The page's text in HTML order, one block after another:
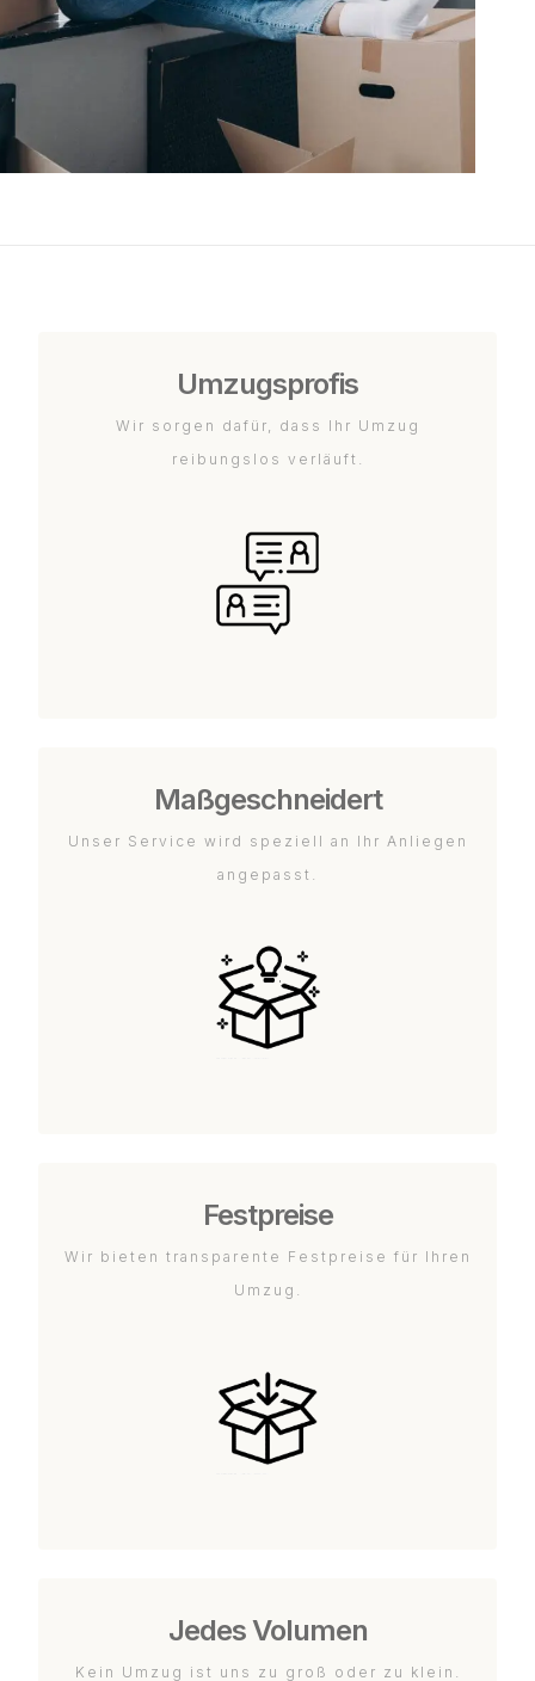
Umzugsprofis
Wir sorgen dafür, dass Ihr Umzug
reibungslos verläuft.
Maßgeschneidert
Unser Service wird speziell an Ihr Anliegen
angepasst.
Festpreise
Wir bieten transparente Festpreise für Ihren
Umzug.
Jedes Volumen
Kein Umzug ist uns zu groß oder zu klein.